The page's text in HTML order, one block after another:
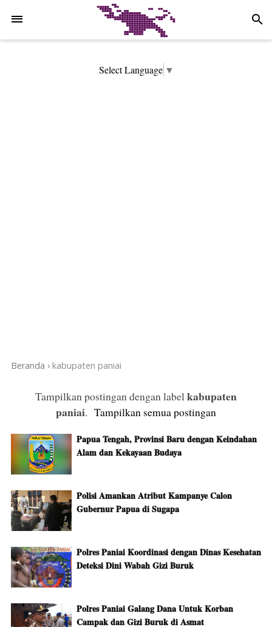
search
Select Language ▼
Beranda › kabupaten paniai
Tampilkan postingan dengan labelkabupaten
paniai. Tampilkan semua postingan
Papua Tengah, Provinsi Baru dengan Keindahan
Alam dan Kekayaan Budaya
Polisi Amankan Atribut Kampanye Calon
Gubernur Papua di Sugapa
Polres Paniai Koordinasi dengan Dinas Kesehatan
Deteksi Dini Wabah Gizi Buruk
Polres Paniai Galang Dana Untuk Korban
Campak dan Gizi Buruk di Asmat